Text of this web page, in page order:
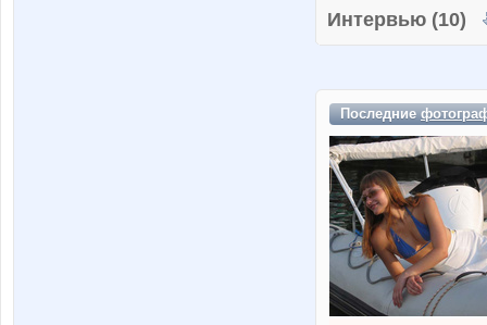
Интервью (10)
Последние